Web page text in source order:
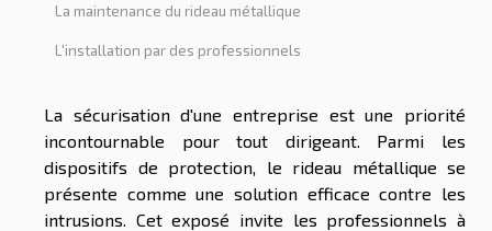
La maintenance du rideau métallique
L'installation par des professionnels
La sécurisation d'une entreprise est une priorité
incontournable pour tout dirigeant. Parmi les
dispositifs de protection, le rideau métallique se
présente comme une solution efficace contre les
intrusions. Cet exposé invite les professionnels à